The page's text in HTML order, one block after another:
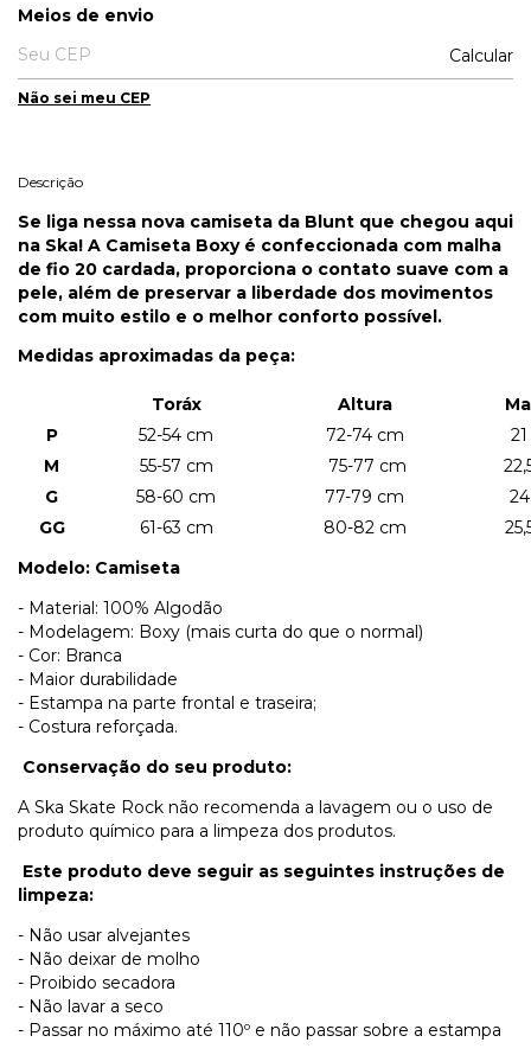
Entregas para o CEP:
Meios de envio
Calcular
Não sei meu CEP
Descrição
Se liga nessa nova camiseta da Blunt que chegou aqui
na Ska! A Camiseta Boxy é confeccionada com malha
de fio 20 cardada, proporciona o contato suave com a
pele, além de preservar a liberdade dos movimentos
com muito estilo e o melhor conforto possível.
Medidas aproximadas da peça:
Toráx Altura
P
52-54 cm 72-74 cm
M
55-57 cm 75-77 cm
G
58-60 cm 77-79 cm
GG
61-63 cm 80-82 cm
Modelo: Camiseta
- Material: 100% Algodão
- Modelagem: Boxy (mais curta do que o normal)
- Cor: Branca
- Maior durabilidade
- Estampa na parte frontal e traseira;
- Costura reforçada.
Conservação do seu produto:
A Ska Skate Rock não recomenda a lavagem ou o uso de
produto químico para a limpeza dos produtos.
Este produto deve seguir as seguintes instruções de
limpeza:
- Não usar alvejantes
- Não deixar de molho
- Proibido secadora
- Não lavar a seco
- Passar no máximo até 110º e não passar sobre a estampa